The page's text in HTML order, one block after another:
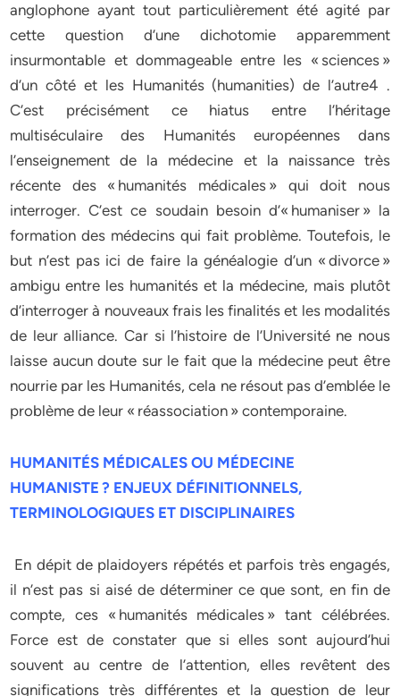
anglophone ayant tout particulièrement été agité par
cette question d’une dichotomie apparemment
insurmontable et dommageable entre les « sciences »
d’un côté et les Humanités (humanities) de l’autre4 .
C’est précisément ce hiatus entre l’héritage
multiséculaire des Humanités européennes dans
l’enseignement de la médecine et la naissance très
récente des « humanités médicales » qui doit nous
interroger. C’est ce soudain besoin d’« humaniser » la
formation des médecins qui fait problème. Toutefois, le
but n’est pas ici de faire la généalogie d’un « divorce »
ambigu entre les humanités et la médecine, mais plutôt
d’interroger à nouveaux frais les finalités et les modalités
de leur alliance. Car si l’histoire de l’Université ne nous
laisse aucun doute sur le fait que la médecine peut être
nourrie par les Humanités, cela ne résout pas d’emblée le
problème de leur « réassociation » contemporaine.
HUMANITÉS MÉDICALES OU MÉDECINE
HUMANISTE ? ENJEUX DÉFINITIONNELS,
TERMINOLOGIQUES ET DISCIPLINAIRES
En dépit de plaidoyers répétés et parfois très engagés,
il n’est pas si aisé de déterminer ce que sont, en fin de
compte, ces « humanités médicales » tant célébrées.
Force est de constater que si elles sont aujourd’hui
souvent au centre de l’attention, elles revêtent des
significations très différentes et la question de leur